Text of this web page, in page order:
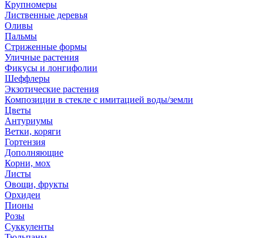
Крупномеры
Лиственные деревья
Оливы
Пальмы
Стриженные формы
Уличные растения
Фикусы и лонгифолии
Шеффлеры
Экзотические растения
Композиции в стекле с имитацией воды/земли
Цветы
Антуриумы
Ветки, коряги
Гортензия
Дополняющие
Корни, мох
Листы
Овощи, фрукты
Орхидеи
Пионы
Розы
Суккуленты